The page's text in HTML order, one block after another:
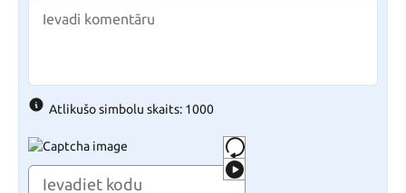
Atlikušo simbolu skaits: 1000